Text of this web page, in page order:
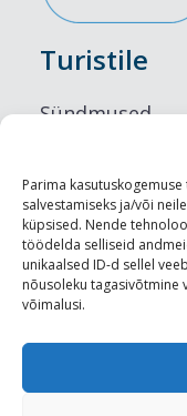
Parima
salvestamiseks ja/või
küpsised. Nende
töödelda selliseid
unikaalsed ID-d sellel
nõusoleku
võimalusi.
Turistile
Sündmused
Visit Tallinn